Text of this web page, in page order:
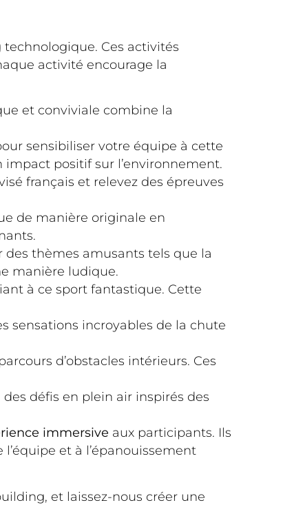
Ces activités
activité encourage la
et conviviale combine la
sensibiliser votre équipe à cette
positif sur l’environnement.
français et relevez des épreuves
de manière originale en
des thèmes amusants tels que la
manière ludique.
à ce sport fantastique. Cette
sensations incroyables de la chute
d’obstacles intérieurs. Ces
défis en plein air inspirés des
immersive aux participants. Ils
et à l’épanouissement
et laissez-nous créer une